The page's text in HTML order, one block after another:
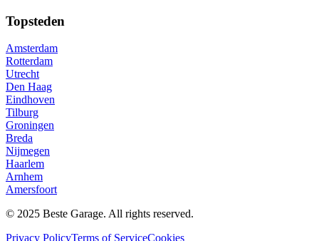
Topsteden
Amsterdam
Rotterdam
Utrecht
Den Haag
Eindhoven
Tilburg
Groningen
Breda
Nijmegen
Haarlem
Arnhem
Amersfoort
© 2025 Beste Garage. All rights reserved.
Privacy PolicyTerms of ServiceCookies